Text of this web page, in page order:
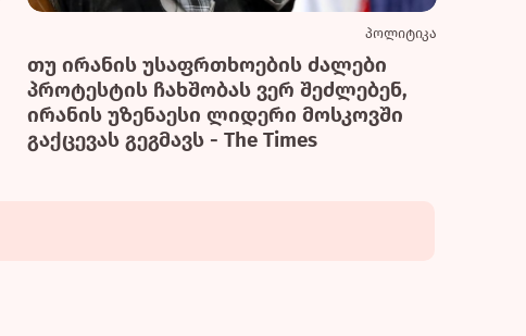
პოლიტიკა
თუ ირანის უსაფრთხოების ძალები
პროტესტის ჩახშობას ვერ შეძლებენ,
ირანის უზენაესი ლიდერი მოსკოვში
გაქცევას გეგმავს - The Times